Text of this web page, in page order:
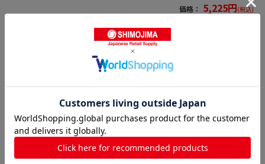
価格： 5,225円(税込)
カートに入れる
ペンタックス リチウムイオンバッテリーD-LI9
2 1個（ご注文単位1個）【直送品】
カメラバッテリー